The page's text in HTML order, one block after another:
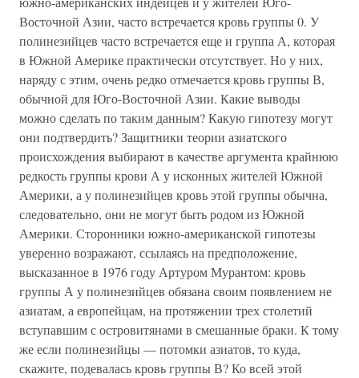
Восточной Азии, часто встречается кровь группы 0. У
полинезийцев часто встречается еще и группа А, которая
в Южной Америке практически отсутствует. Но у них,
наряду с этим, очень редко отмечается кровь группы В,
обычной для Юго-Восточной Азии. Какие выводы
можно сделать по таким данным? Какую гипотезу могут
они подтвердить? Защитники теории азиатского
происхождения выбирают в качестве аргумента крайнюю
редкость группы крови А у исконных жителей Южной
Америки, а у полинезийцев кровь этой группы обычна,
следовательно, они не могут быть родом из Южной
Америки. Сторонники южно-американской гипотезы
уверенно возражают, ссылаясь на предположение,
высказанное в 1976 году Артуром Мурантом: кровь
группы А у полинезийцев обязана своим появлением не
азиатам, а европейцам, на протяжении трех столетий
вступавшим с островитянами в смешанные браки. К тому
же если полинезийцы — потомки азиатов, то куда,
скажите, подевалась кровь группы В? Ко всей этой